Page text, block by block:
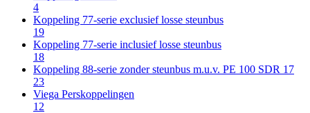
4
Koppeling 77-serie exclusief losse steunbus
19
Koppeling 77-serie inclusief losse steunbus
18
Koppeling 88-serie zonder steunbus m.u.v. PE 100 SDR 17
23
Viega Perskoppelingen
12